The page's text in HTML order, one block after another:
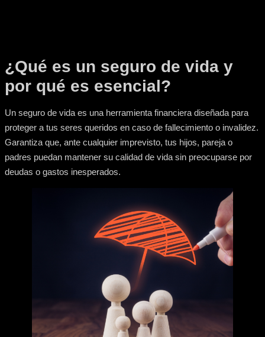
¿Qué es un seguro de vida y
por qué es esencial?
Un seguro de vida es una herramienta financiera diseñada para
proteger a tus seres queridos en caso de fallecimiento o invalidez.
Garantiza que, ante cualquier imprevisto, tus hijos, pareja o
padres puedan mantener su calidad de vida sin preocuparse por
deudas o gastos inesperados.